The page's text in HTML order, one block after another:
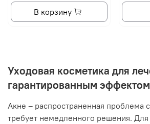
В корзину
Уходовая косметика для
гарантированным эффектом
Акне – распространенная проблема
требует немедленного решения.